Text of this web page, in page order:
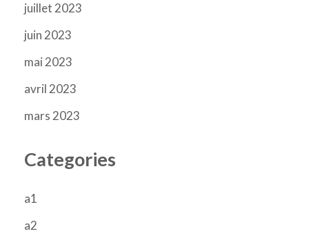
juillet 2023
juin 2023
mai 2023
avril 2023
mars 2023
Categories
a1
a2